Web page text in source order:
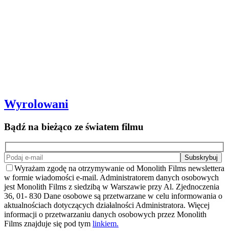
Wyrolowani
Bądź na bieżąco ze światem filmu
Wyrażam zgodę na otrzymywanie od Monolith Films newslettera
w formie wiadomości e-mail. Administratorem danych osobowych
jest Monolith Films z siedzibą w Warszawie przy Al. Zjednoczenia
36, 01- 830 Dane osobowe są przetwarzane w celu informowania o
aktualnościach dotyczących działalności Administratora. Więcej
informacji o przetwarzaniu danych osobowych przez Monolith
Films znajduje się pod tym linkiem.